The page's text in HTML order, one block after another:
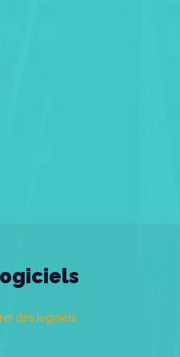
des logiciels